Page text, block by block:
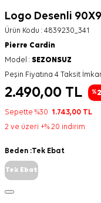
Logo Desenli
Ürün Kodu : 4839230_341
Pierre Cardin
Model : SEZONSUZ
Peşin Fiyatına 4 Taksit
2.490,00 TL %
Sepette %30 1.743,00 TL
2 ve üzeri +% 20 indirim
Beden :Tek Ebat
Tek Ebat